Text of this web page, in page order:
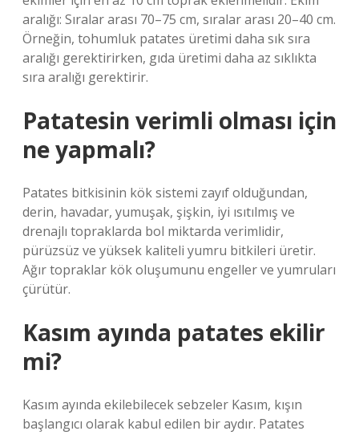
aralığı: Sıralar arası 70–75 cm, sıralar arası 20–40 cm.
Örneğin, tohumluk patates üretimi daha sık sıra
aralığı gerektirirken, gıda üretimi daha az sıklıkta
sıra aralığı gerektirir.
Patatesin verimli olması için
ne yapmalı?
Patates bitkisinin kök sistemi zayıf olduğundan,
derin, havadar, yumuşak, şişkin, iyi ısıtılmış ve
drenajlı topraklarda bol miktarda verimlidir,
pürüzsüz ve yüksek kaliteli yumru bitkileri üretir.
Ağır topraklar kök oluşumunu engeller ve yumruları
çürütür.
Kasım ayında patates ekilir
mi?
Kasım ayında ekilebilecek sebzeler Kasım, kışın
başlangıcı olarak kabul edilen bir aydır. Patates